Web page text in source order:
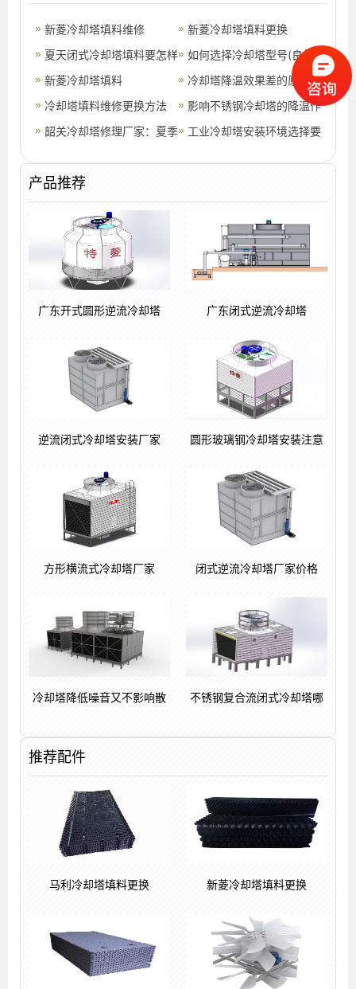
新菱冷却塔填料维修
新菱冷却塔填料更换
夏天闭式冷却塔填料要怎样
维护保养？
如何选择冷却塔型号(良机
冷却塔型号含义)
新菱冷却塔填料
冷却塔降温效果差的原因有
哪些
冷却塔填料维修更换方法
影响不锈钢冷却塔的降温作
用的好坏原因
韶关冷却塔修理厂家：夏季
高温冷却塔
工业冷却塔安装环境选择要
产品推荐
广东开式圆形逆流冷却塔 广东闭式逆流冷却塔
逆流闭式冷却塔安装厂家 圆形玻璃钢冷却塔安装注意
方形横流式冷却塔厂家 闭式逆流冷却塔厂家价格
冷却塔降低噪音又不影响散 不锈钢复合流闭式冷却塔哪
推荐配件
马利冷却塔填料更换 新菱冷却塔填料更换